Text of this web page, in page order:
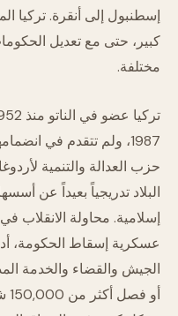
إسطنبول إلى أنقرة. تركيا
كبير، حتى مع تعديل
مختلفة.
1987، ولم تتقدم في
البلاد تدريجياً بعيداً عن
عسكرية إسقاط الحكومة،
الجيش والقضاء والخدمة